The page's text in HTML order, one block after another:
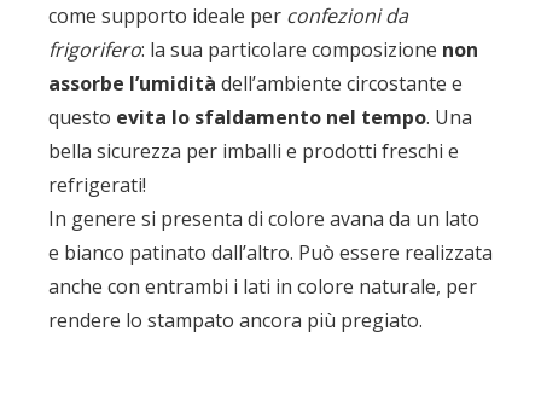
come supporto ideale per confezioni da
frigorifero: la sua particolare composizione non
assorbe l’umidità dell’ambiente circostante e
questo evita lo sfaldamento nel tempo. Una
bella sicurezza per imballi e prodotti freschi e
refrigerati!
In genere si presenta di colore avana da un lato
e bianco patinato dall’altro. Può essere realizzata
anche con entrambi i lati in colore naturale, per
rendere lo stampato ancora più pregiato.